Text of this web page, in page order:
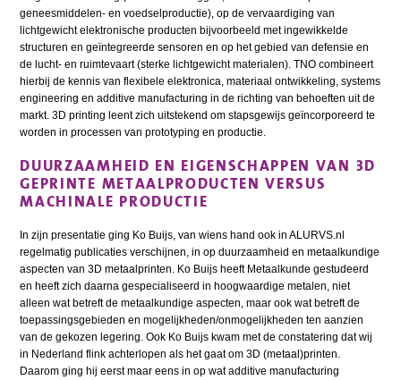
geneesmiddelen- en voedselproductie), op de vervaardiging van
lichtgewicht elektronische producten bijvoorbeeld met ingewikkelde
structuren en geïntegreerde sensoren en op het gebied van defensie en
de lucht- en ruimtevaart (sterke lichtgewicht materialen). TNO combineert
hierbij de kennis van flexibele elektronica, materiaal ontwikkeling, systems
engineering en additive manufacturing in de richting van behoeften uit de
markt. 3D printing leent zich uitstekend om stapsgewijs geïncorporeerd te
worden in processen van prototyping en productie.
DUURZAAMHEID EN EIGENSCHAPPEN VAN 3D
GEPRINTE METAALPRODUCTEN VERSUS
MACHINALE PRODUCTIE
In zijn presentatie ging Ko Buijs, van wiens hand ook in ALURVS.nl
regelmatig publicaties verschijnen, in op duurzaamheid en metaalkundige
aspecten van 3D metaalprinten. Ko Buijs heeft Metaalkunde gestudeerd
en heeft zich daarna gespecialiseerd in hoogwaardige metalen, niet
alleen wat betreft de metaalkundige aspecten, maar ook wat betreft de
toepassingsgebieden en mogelijkheden/onmogelijkheden ten aanzien
van de gekozen legering. Ook Ko Buijs kwam met de constatering dat wij
in Nederland flink achterlopen als het gaat om 3D (metaal)printen.
Daarom ging hij eerst maar eens in op wat additive manufacturing